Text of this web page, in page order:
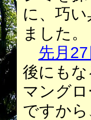
に、巧
ました。
先月
後にも
マング
ですか